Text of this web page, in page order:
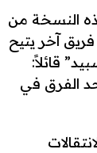
النسخة من
انتقال رونالدو (40 عامًا) إلى فريق آخر يتيح
قائلاً:
الفرق في